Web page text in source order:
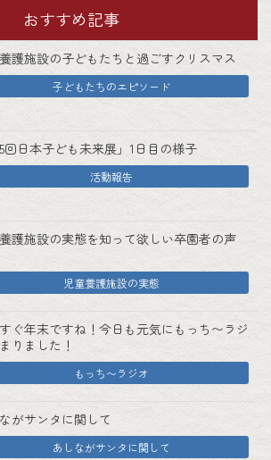
おすすめ記事
護施設の子どもたちと過ごすクリスマス
子どもたちのエピソード
5回日本子ども未来展」1日目の様子
活動報告
護施設の実態を知って欲しい卒園者の声
児童養護施設の実態
ぐ年末ですね！今日も元気にもっち〜ラジ
りました！
もっち〜ラジオ
がサンタに関して
あしながサンタに関して